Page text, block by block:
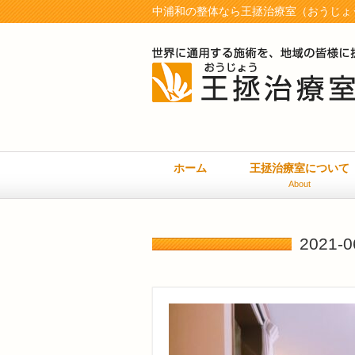
中浦和の整体なら王拯治療室（おうじ
ホーム 王拯治療室について
About
2021-